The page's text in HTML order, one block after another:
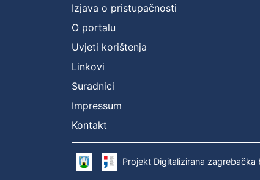
Izjava o pristupačnosti
O portalu
Uvjeti korištenja
Linkovi
Suradnici
Impressum
Kontakt
Projekt Digitalizirana